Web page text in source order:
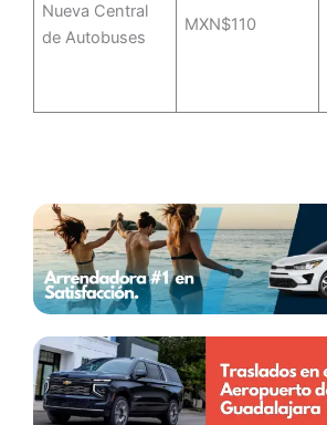
Nueva Central
de Autobuses
MXN$110